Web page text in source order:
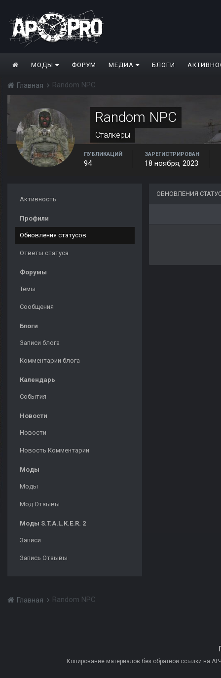
МОДЫ ФОРУМ МЕДИА БЛОГИ
Главная Random NPC
Random NPC
Сталкеры
ПУБЛИКАЦИЙ
94
ЗАРЕГИСТРИРОВАН
18 ноября, 2023
Активность
Профили
Обновления статусов
Ответы статуса
Форумы
Темы
Сообщения
Блоги
Записи блога
Комментарии блога
Календарь
События
Новости
Новости
Новость Комментарии
Моды
Моды
Мод Отзывы
Моды S.T.A.L.K.E.R. 2
Записи
Запись Отзывы
ОБНОВЛЕНИЯ
Главная Random NPC
Копирование материалов без обратной ссылки на